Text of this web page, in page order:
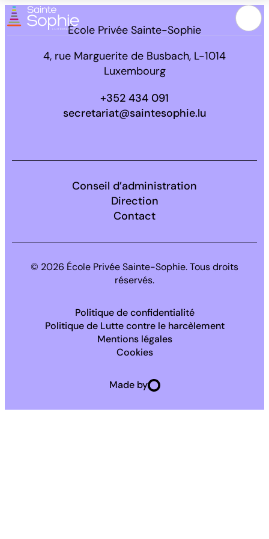
Menu
École Privée Sainte-Sophie
4, rue Marguerite de Busbach, L-1014
Luxembourg
+352 434 091
secretariat@saintesophie.lu
Conseil d’administration
Direction
Contact
© 2026 École Privée Sainte-Sophie. Tous droits
réservés.
Politique de confidentialité
Politique de Lutte contre le harcèlement
Mentions légales
Cookies
Made by